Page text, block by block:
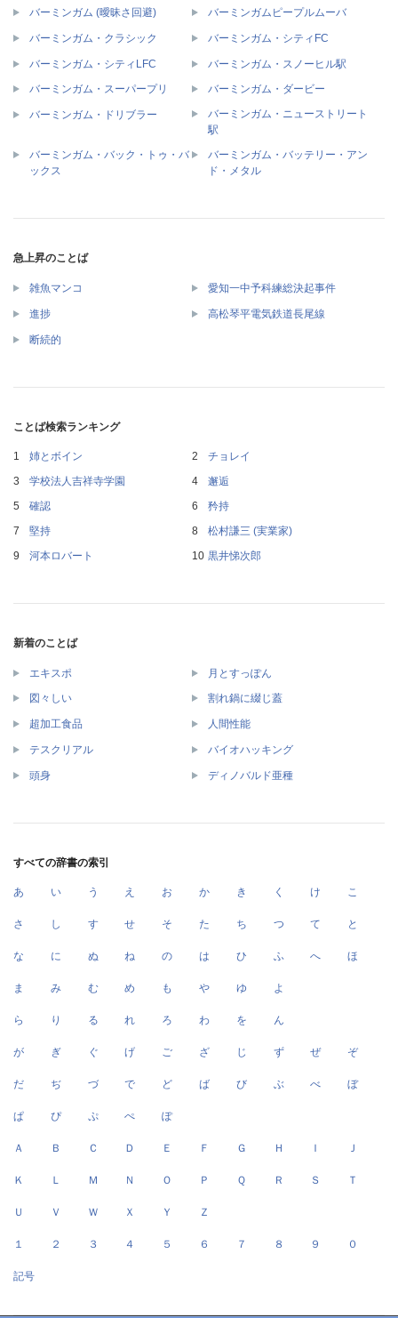
バーミンガム (曖昧さ回避) バーミンガムピープルムーバ
バーミンガム・クラシック バーミンガム・シティFC
バーミンガム・シティLFC バーミンガム・スノーヒル駅
バーミンガム・スーパープリ バーミンガム・ダービー
バーミンガム・ドリブラー
バーミンガム・ニューストリート
駅
バーミンガム・バック・トゥ・バ
ックス
バーミンガム・バッテリー・アン
ド・メタル
急上昇のことば
雑魚マンコ 愛知一中予科練総決起事件
進捗 高松琴平電気鉄道長尾線
断続的
ことば検索ランキング
姉とボイン
チョレイ
学校法人吉祥寺学園
邂逅
確認
矜持
堅持
松村謙三 (実業家)
河本ロバート
黒井悌次郎
新着のことば
エキスポ 月とすっぽん
図々しい 割れ鍋に綴じ蓋
超加工食品 人間性能
テスクリアル バイオハッキング
頭身 ディノバルド亜種
すべての辞書の索引
あ い う え お か き く け こ
さ し す せ そ た ち つ て と
な に ぬ ね の は ひ ふ へ ほ
ま み む め も や ゆ よ
ら り る れ ろ わ を ん
が ぎ ぐ げ ご ざ じ ず ぜ ぞ
だ ぢ づ で ど ば び ぶ べ ぼ
ぱ ぴ ぷ ぺ ぽ
Ａ Ｂ Ｃ Ｄ Ｅ Ｆ Ｇ Ｈ Ｉ Ｊ
Ｋ Ｌ Ｍ Ｎ Ｏ Ｐ Ｑ Ｒ Ｓ Ｔ
Ｕ Ｖ Ｗ Ｘ Ｙ Ｚ
１ ２ ３ ４ ５ ６ ７ ８ ９ ０
記号